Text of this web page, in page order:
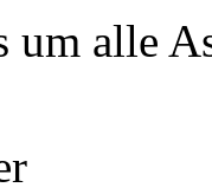
um alle